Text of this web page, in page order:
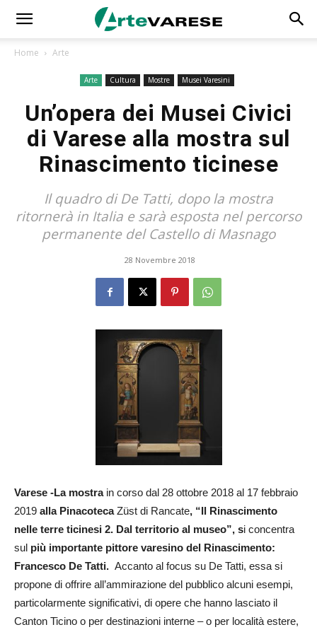
Home Arte
Arte Cultura Mostre Musei Varesini
Un’opera dei Musei Civici
di Varese alla mostra sul
Rinascimento ticinese
Il quadro di De Tatti, dopo la mostra
ritornerà in Italia e sarà esposta nel percorso
permanente del Castello di Masnago
28 Novembre 2018
Varese -La mostra in corso dal 28 ottobre 2018 al 17 febbraio
2019 alla PinacotecaZüst di Rancate, “Il Rinascimento
nelle terre ticinesi 2. Dal territorio al museo”, si concentra
sul più importante pittore varesino del Rinascimento:
Francesco De Tatti. Accanto al focus su De Tatti, essa si
propone di offrire all’ammirazione del pubblico alcuni esempi,
particolarmente significativi, di opere che hanno lasciato il
Canton Ticino o per destinazioni interne – o per località estere,